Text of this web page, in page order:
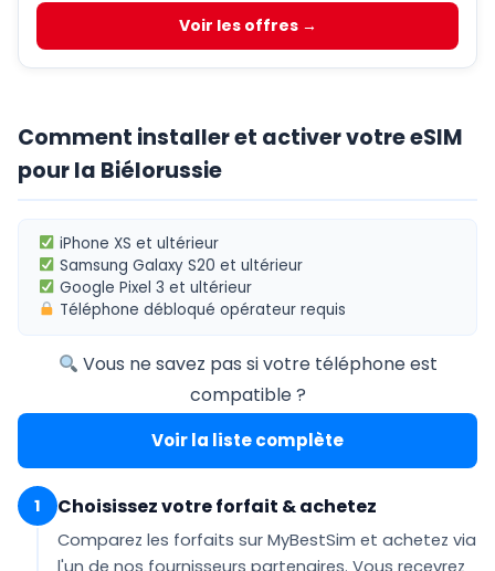
Voir les offres →
Comment installer et activer votre eSIM
pour la Biélorussie
iPhone XS et ultérieur
Samsung Galaxy S20 et ultérieur
Google Pixel 3 et ultérieur
Téléphonedébloqué opérateur requis
Vous ne savez pas si votre téléphone est
compatible ?
Voir la liste complète
1 Choisissez votre forfait & achetez
Comparez les forfaits sur MyBestSim et achetez via